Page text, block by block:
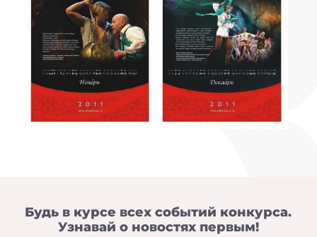
Будь в курсе всех событий конкурса.
Узнавай о новостях первым!